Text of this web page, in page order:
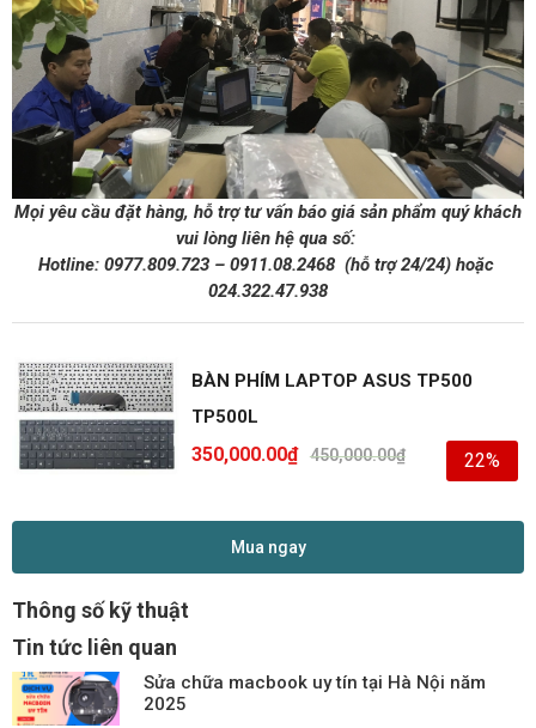
Mọi yêu cầu đặt hàng, hỗ trợ tư vấn báo giá sản phẩm quý khách
vui lòng liên hệ qua số:
Hotline: 0977.809.723– 0911.08.2468 (hỗ trợ 24/24) hoặc
024.322.47.938
BÀN PHÍM LAPTOP ASUS TP500
TP500L
450,000.00₫
350,000.00₫ 22%
Mua ngay
Thông số kỹ thuật
Tin tức liên quan
Sửa chữa macbook uy tín tại Hà Nội năm
2025